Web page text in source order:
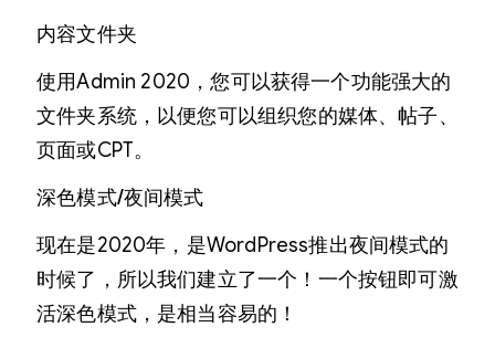
内容文件夹
使用Admin 2020，您可以获得一个功能强大的
文件夹系统，以便您可以组织您的媒体、帖子、
页面或CPT。
深色模式/夜间模式
现在是2020年，是WordPress推出夜间模式的
时候了，所以我们建立了一个！一个按钮即可激
活深色模式，是相当容易的！